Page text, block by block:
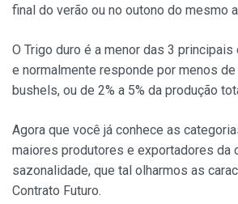
final do verão ou no outono do mesmo
O Trigo duro é a menor das 3
e normalmente responde por menos
bushels, ou de 2% a 5% da produção
Agora que você já conhece as
maiores produtores e exportadores da
sazonalidade, que tal olharmos as
Contrato Futuro.